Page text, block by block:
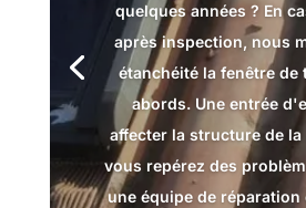
quelques années ? En
après inspection, nous
étanchéité la fenêtre de
abords. Une entrée
affecter la structure de la
vous repérez des
une équipe de réparation